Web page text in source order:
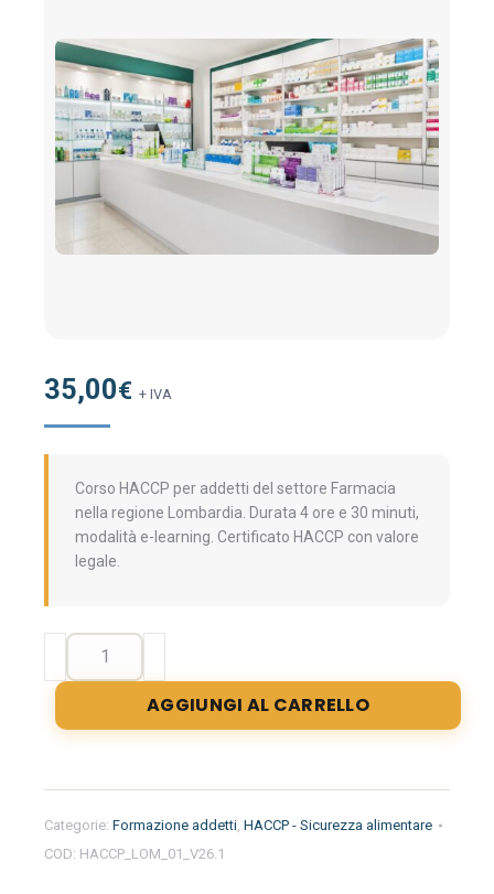
35,00€ + IVA
Corso HACCP per addetti del settore Farmacia
nella regione Lombardia. Durata 4 ore e 30 minuti,
modalità e-learning. Certificato HACCP con valore
legale.
Formazione
per
addetti
alimentare
regione
Lombardia
AGGIUNGI AL CARRELLO
Categorie: Formazione addetti, HACCP - Sicurezza alimentare
COD: HACCP_LOM_01_V26.1